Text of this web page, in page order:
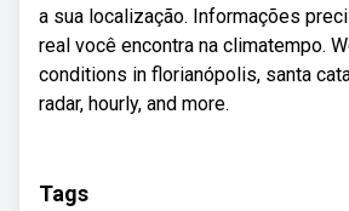
a sua localização. Informações
real você encontra na climatempo.
conditions in florianópolis, santa
radar, hourly, and more.
Tags